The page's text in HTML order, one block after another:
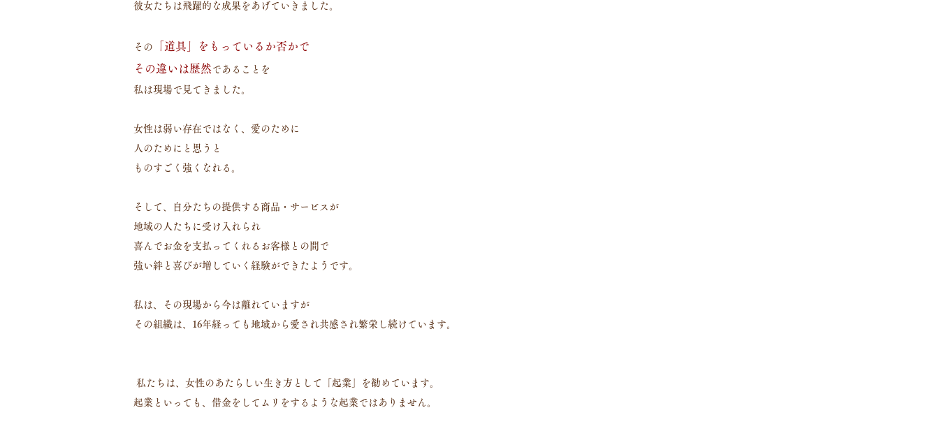
彼女たちは飛躍的な成果をあげていきました。
その
「道具」をもっているか否かで
その違いは歴然であることを
私は現場で見てきました。
女性は弱い存在ではなく、愛のために
人のためにと思うと
ものすごく強くなれる。
そして、自分たちの提供する商品・サービスが
地域の人たちに受け入れられ
喜んでお金を支払ってくれるお客様との間で
強い絆と喜びが増していく経験ができたようです。
私は、その現場から今は離れていますが
その組織は、16年経っても地域から愛され共感され繁栄し続けています。
私たちは、女性のあたらしい生き方として「起業」を勧めています。
起業といっても、借金をしてムリをするような起業ではありません。